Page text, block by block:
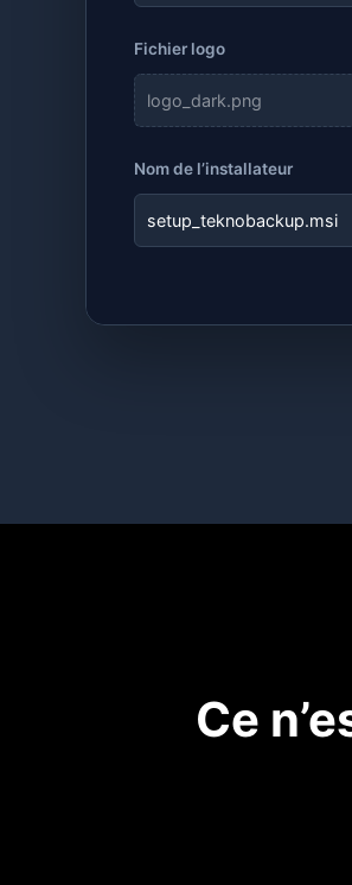
Fichier logo
logo_dark.png
Nom de l’installateur
setup_teknobackup.msi
Ce